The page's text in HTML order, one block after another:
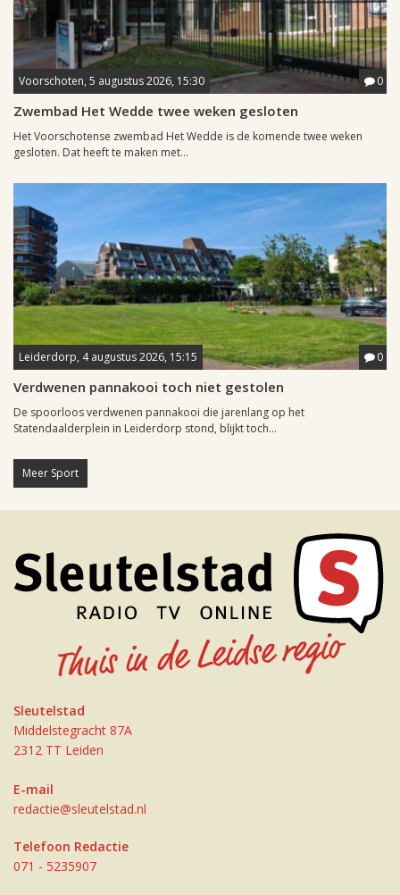
Voorschoten, 5 augustus 2026, 15:30 0
Zwembad Het Wedde twee weken gesloten
Het Voorschotense zwembad Het Wedde is de komende twee weken
gesloten. Dat heeft te maken met...
Leiderdorp, 4 augustus 2026, 15:15 0
Verdwenen pannakooi toch niet gestolen
De spoorloos verdwenen pannakooi die jarenlang op het
Statendaalderplein in Leiderdorp stond, blijkt toch...
Meer Sport
Sleutelstad
Middelstegracht 87A
2312 TT Leiden
E-mail
redactie@sleutelstad.nl
Telefoon Redactie
071 - 5235907